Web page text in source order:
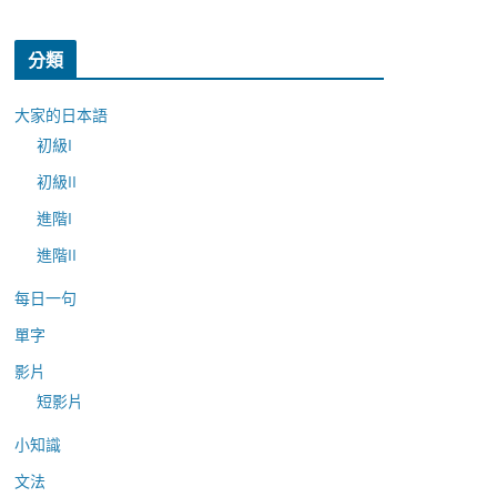
分類
大家的日本語
初級I
初級II
進階I
進階II
每日一句
單字
影片
短影片
小知識
文法